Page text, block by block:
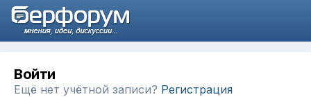
Войти
Ещё нет учётной записи? Регистрация